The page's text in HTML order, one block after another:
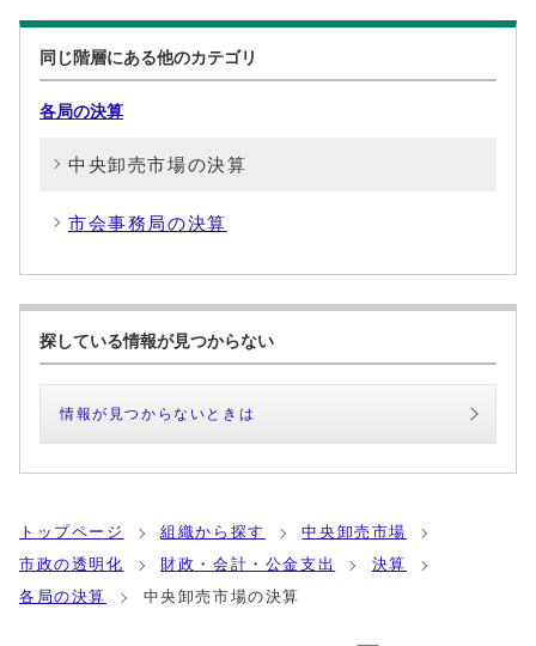
同じ階層にある他のカテゴリ
各局の決算
中央卸売市場の決算
市会事務局の決算
探している情報が見つからない
情報が見つからないときは
トップページ 組織から探す
中央卸売市場
市政の透明化
財政・会計・公金支出
決算
各局の決算
中央卸売市場の決算